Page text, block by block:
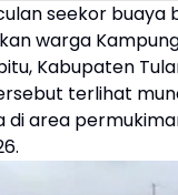
seekor buaya
warga
Kabupaten
terlihat
di area